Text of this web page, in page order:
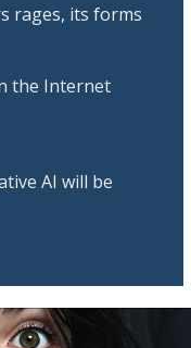
rages, its forms
the Internet
AI will be